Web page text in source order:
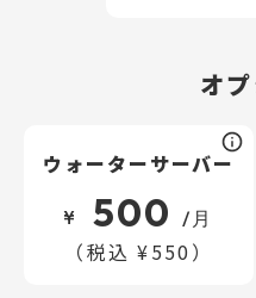
オ
ウォーターサーバー
¥ 500 /月
（税込 ¥550）